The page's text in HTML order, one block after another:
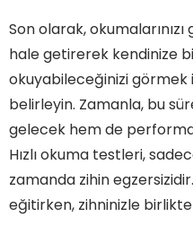
Son olarak,
hale getirerek kendinize
okuyabileceğinizi görmek
belirleyin. Zamanla, bu
gelecek hem de
Hızlı okuma testleri,
zamanda zihin
eğitirken, zihninizle